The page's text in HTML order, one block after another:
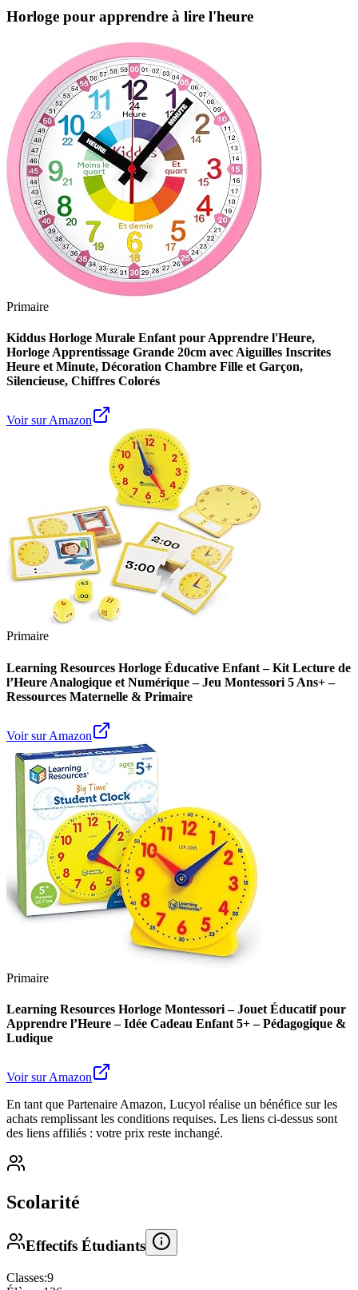
Horloge pour apprendre à lire l'heure
Primaire
Kiddus Horloge Murale Enfant pour Apprendre l'Heure,
Horloge Apprentissage Grande 20cm avec Aiguilles Inscrites
Heure et Minute, Décoration Chambre Fille et Garçon,
Silencieuse, Chiffres Colorés
Voir sur Amazon
Primaire
Learning Resources Horloge Éducative Enfant – Kit Lecture de
l’Heure Analogique et Numérique – Jeu Montessori 5 Ans+ –
Ressources Maternelle & Primaire
Voir sur Amazon
Primaire
Learning Resources Horloge Montessori – Jouet Éducatif pour
Apprendre l’Heure – Idée Cadeau Enfant 5+ – Pédagogique &
Ludique
Voir sur Amazon
En tant que Partenaire Amazon, Lucyol réalise un bénéfice sur les
achats remplissant les conditions requises. Les liens ci-dessus sont
des liens affiliés : votre prix reste inchangé.
Scolarité
Effectifs Étudiants
Classes:9